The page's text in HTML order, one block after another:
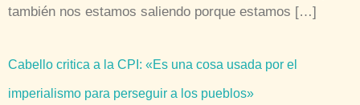
también nos estamos saliendo porque estamos […]
Cabello critica a la CPI: «Es una cosa usada por el
imperialismo para perseguir a los pueblos»